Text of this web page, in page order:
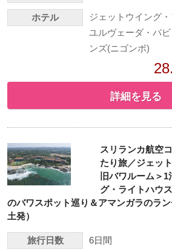
ホテル
ジェットウイング
ユルヴェーダ・パ
ンズ(ニゴンボ)
詳細を見る
スリランカ航空
たり旅／ジェッ
旧バワルーム＞
グ・ライトハウ
のバワスポット巡り＆アマンガラのラ
土発）
旅行日数 6日間